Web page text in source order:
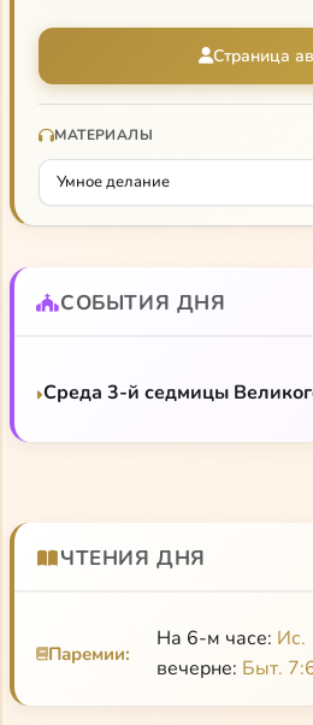
Составитель книги «Умное
называют «Малым Страница
МАТЕРИАЛЫ
Умное делание
СОБЫТИЯ ДНЯ
Среда 3-й седмицы
ЧТЕНИЯ ДНЯ
Паремии:
На 6-м часе: Ис.
вечерне: Быт.